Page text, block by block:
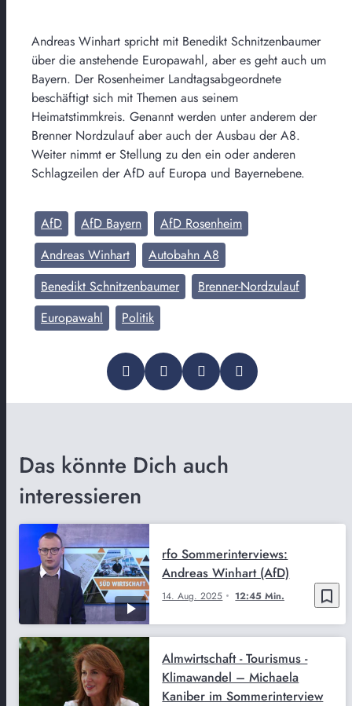
Andreas Winhart spricht mit Benedikt Schnitzenbaumer
über die anstehende Europawahl, aber es geht auch um
Bayern. Der Rosenheimer Landtagsabgeordnete
beschäftigt sich mit Themen aus seinem
Heimatstimmkreis. Genannt werden unter anderem der
Brenner Nordzulauf aber auch der Ausbau der A8.
Weiter nimmt er Stellung zu den ein oder anderen
Schlagzeilen der AfD auf Europa und Bayernebene.
AfD AfD Bayern
AfD Rosenheim
Andreas Winhart
Autobahn A8
Benedikt Schnitzenbaumer
Brenner-Nordzulauf
Europawahl
Politik
Das könnte Dich auch
interessieren
bookmark_border
14. Aug. 2025 12:45 Min.
rfo Sommerinterviews:
Andreas Winhart (AfD)
Almwirtschaft - Tourismus -
Klimawandel – Michaela
Kaniber im Sommerinterview